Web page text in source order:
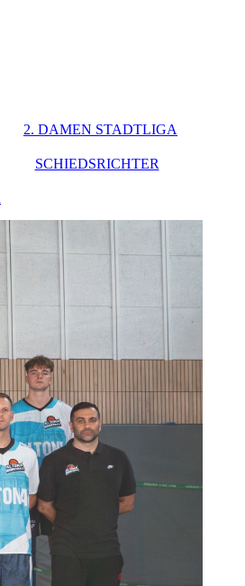
2. DAMEN STADTLIGA
SCHIEDSRICHTER